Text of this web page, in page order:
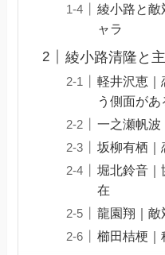
綾小路と敵
ャラ
綾小路清隆と
軽井沢恵｜
う側面があ
一之瀬帆波
坂柳有栖｜
堀北鈴音｜
在
龍園翔｜敵
櫛田桔梗｜